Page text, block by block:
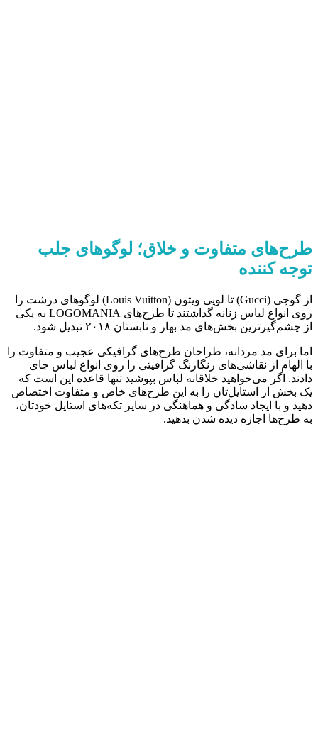
طرح‌های متفاوت و خلاق؛ لوگوهای جلب
توجه کننده
از گوچی (Gucci) تا لویی ویتون (Louis Vuitton) لوگوهای درشت را
روی انواع لباس زنانه گذاشتند تا طرح‌های LOGOMANIA به یکی
از چشم‌گیرترین بخش‌های مد بهار و تابستان ۲۰۱۸ تبدیل شود.
اما برای مد مردانه، طراحان طرح‌های گرافیکی عجیب و متفاوت را
با الهام از نقاشی‌های رنگارنگ گرافیتی را روی انواع لباس جای
دادند. اگر می‌خواهید خلاقانه لباس بپوشید تنها قاعده این است که
یک بخش از استایل‌تان را به این طرح‌های خاص و متفاوت اختصاص
دهید و با ایجاد سادگی و هماهنگی در سایر تکه‌های استایل خودتان،
به طرح‌ها اجازه دیده شدن بدهید.